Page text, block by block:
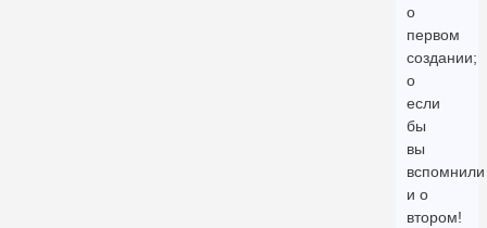
о
первом
создании;
о
если
бы
вы
вспомнили
и о
втором!